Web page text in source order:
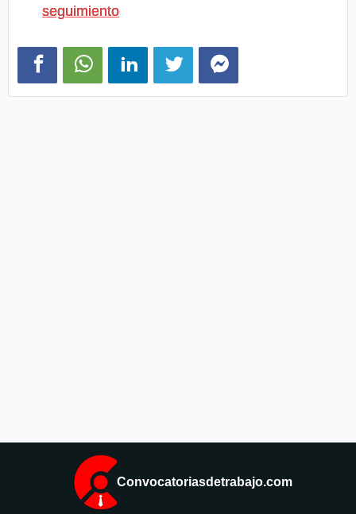
seguimiento
Convocatoriasdetrabajo.com